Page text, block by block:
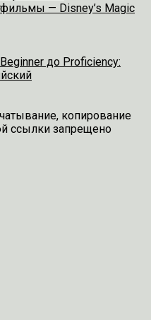
— Disney’s Magic
до Proficiency:
копирование
ссылки запрещено